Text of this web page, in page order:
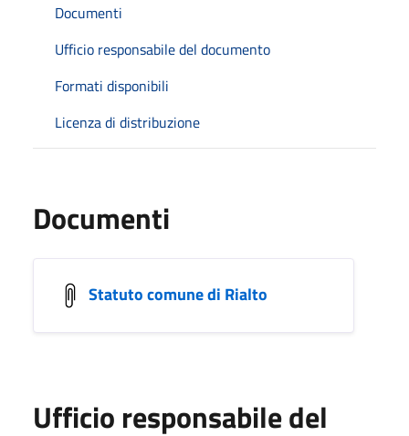
Documenti
Ufficio responsabile del documento
Formati disponibili
Licenza di distribuzione
Documenti
Statuto comune di Rialto
Ufficio responsabile del